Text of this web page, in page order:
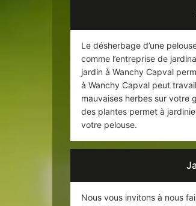
Le désherbage d’une
comme l’entreprise de
jardin à Wanchy Capval
à Wanchy Capval peut
mauvaises herbes sur votre
des plantes permet à
votre pelouse.
Nous vous invitons à nous